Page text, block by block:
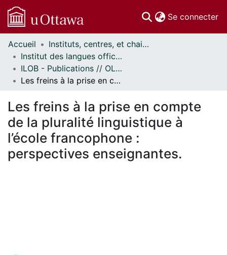
Se connecter
Communautés
et collections
Parcourir
Statistiques
À propos
Accueil
Instituts, centres, et chaires de recherche // Research Institutes, Centres, and Chairs
Institut des langues officielles et du bilinguisme // Official Languages and Bilingualism Institute
ILOB - Publications // OLBI - Publications
Les freins à la prise en compte de la pluralité linguistique à l’école francophone : perspectives enseignantes.
Les freins à la prise en compte
de la pluralité linguistique à
l’école francophone :
perspectives enseignantes.